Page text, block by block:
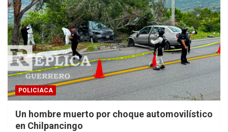
POLICIACA
Un hombre muerto por choque automovilístico
en Chilpancingo